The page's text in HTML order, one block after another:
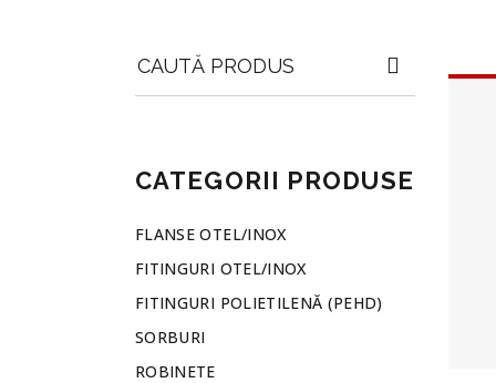
for:
CATEGORII PRODUSE
FLANSE OTEL/INOX
FITINGURI OTEL/INOX
FITINGURI POLIETILENĂ (PEHD)
SORBURI
ROBINETE